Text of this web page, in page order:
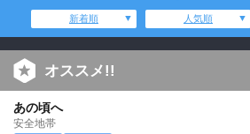
新着順 人気順
オススメ!!
あの頃へ
安全地帯